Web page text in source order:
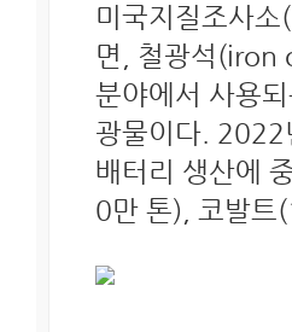
미국지질조사
면, 철광석(iron
분야에서 사용
광물이다. 2022
배터리 생산에
0만 톤), 코발